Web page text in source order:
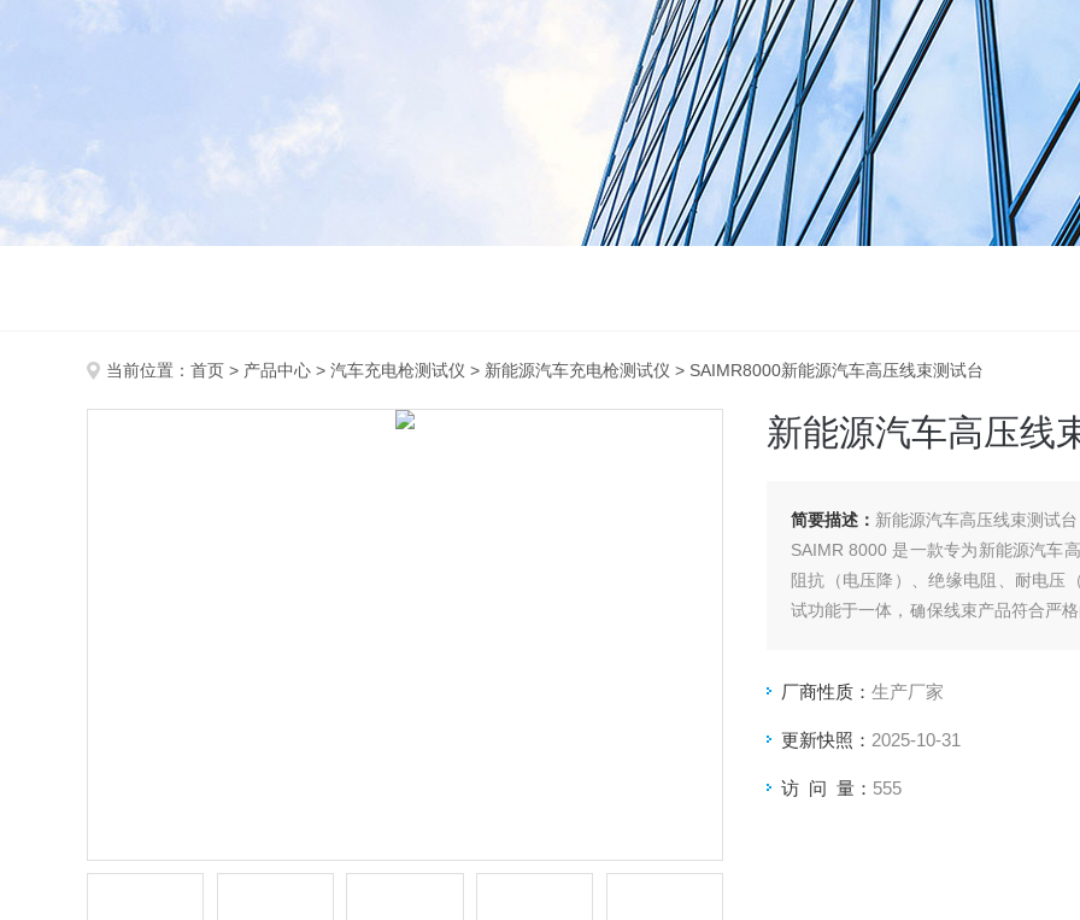
当前位置： 首页 > 产品中心 > 汽车充电枪测试仪 > 新能源汽车充电枪测试仪 > SAIMR8000新能源汽车高压线束测试台
新能源汽车高压线
简要描述： 新能源汽车高压线束测试台
SAIMR 8000 是一款专为新能源汽车
阻抗（电压降）、绝缘电阻、耐电压
试功能于一体，确保线束产品符合严
厂商性质： 生产厂家
更新快照： 2025-10-31
访 问 量： 555